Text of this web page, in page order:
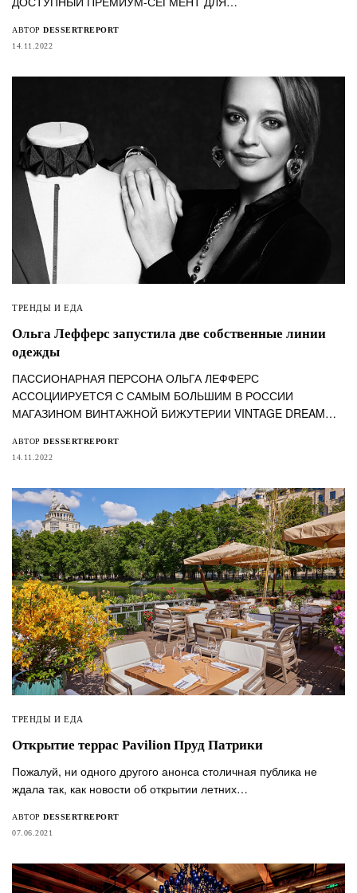
АВТОР DESSERTREPORT
14.11.2022
ТРЕНДЫ И ЕДА
Ольга Лефферс запустила две собственные линии
одежды
ПАССИОНАРНАЯ ПЕРСОНА ОЛЬГА ЛЕФФЕРС
АССОЦИИРУЕТСЯ С САМЫМ БОЛЬШИМ В РОССИИ
МАГАЗИНОМ ВИНТАЖНОЙ БИЖУТЕРИИ VINTAGE DREAM…
АВТОР DESSERTREPORT
14.11.2022
ТРЕНДЫ И ЕДА
Открытие террас Pavilion Пруд Патрики
Пожалуй, ни одного другого анонса столичная публика не
ждала так, как новости об открытии летних…
АВТОР DESSERTREPORT
07.06.2021